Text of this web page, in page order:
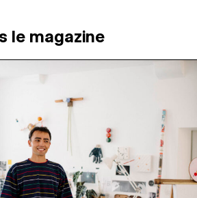
ARTISTIQUE ↓
le magazine